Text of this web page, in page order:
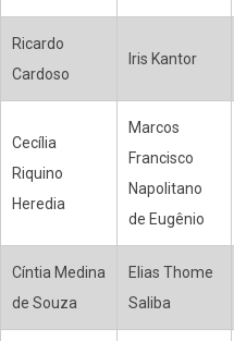
Ricardo
Cardoso
Iris Kantor
Cecília
Riquino
Heredia
Marcos
Francisco
Napolitano
de Eugênio
Cíntia Medina
de Souza
Elias Thome
Saliba